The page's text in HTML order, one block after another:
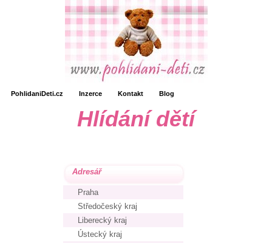
PohlidaniDeti.cz Inzerce Kontakt Blog
Hlídání dětí
Adresář
Praha
Středočeský kraj
Liberecký kraj
Ústecký kraj